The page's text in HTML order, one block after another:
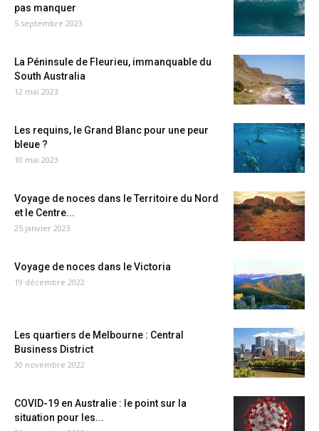
pas manquer
5 septembre 2023
La Péninsule de Fleurieu, immanquable du
South Australia
12 mai 2023
Les requins, le Grand Blanc pour une peur
bleue ?
10 mai 2023
Voyage de noces dans le Territoire du Nord
et le Centre...
25 janvier 2023
Voyage de noces dans le Victoria
19 décembre 2022
Les quartiers de Melbourne : Central
Business District
30 novembre 2022
COVID-19 en Australie : le point sur la
situation pour les...